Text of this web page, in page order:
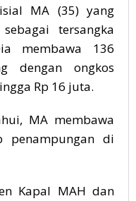
MA (35) yang
tersangka
membawa 136
dengan ongkos
Rp 16 juta.
MA membawa
penampungan di
Kapal MAH dan